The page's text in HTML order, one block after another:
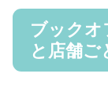
ブックオ
と店舗ご